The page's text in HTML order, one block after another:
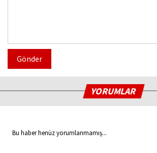
Gönder
YORUMLAR
Bu haber henüz yorumlanmamış...